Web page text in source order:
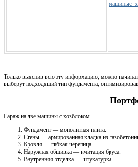
машины
Только выяснив всю эту информацию, можно
выберут подходящий тип фундамента,
Гараж на две машины с хозблоком
Фундамент — монолитная плита.
Стены — армированная кладка из
Кровля — гибкая черепица.
Наружная обшивка — имитация бруса.
Внутренняя отделка — штукатурка.